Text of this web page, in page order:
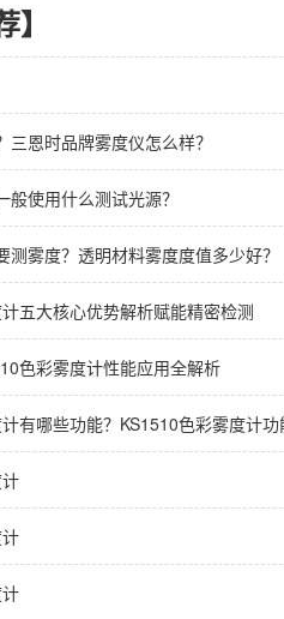
】
三恩时品牌雾度仪怎么样？
般使用什么测试光源？
测雾度？透明材料雾度度值多少好？
五大核心优势解析赋能精密检测
色彩雾度计性能应用全解析
有哪些功能？KS1510色彩雾度计功